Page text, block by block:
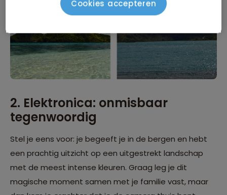
2. Elektronica: onmisbaar
tegenwoordig
Stel je eens voor: je begeeft je in de bergen en hebt
een prachtig uitzicht op een uitgestrekt landschap
met de meest intense kleuren. Graag leg je dit
magische moment samen met je familie vast, maar
Cookies accepteren